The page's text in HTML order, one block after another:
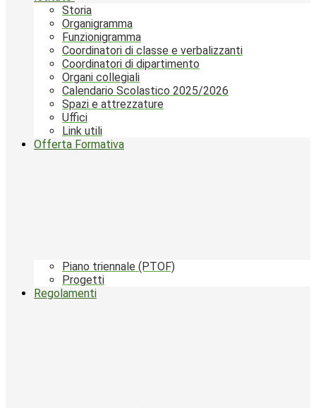
Storia
Organigramma
Funzionigramma
Coordinatori di classe e verbalizzanti
Coordinatori di dipartimento
Organi collegiali
Calendario Scolastico 2025/2026
Spazi e attrezzature
Uffici
Link utili
Offerta Formativa
Piano triennale (PTOF)
Progetti
Regolamenti